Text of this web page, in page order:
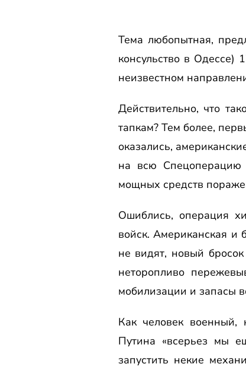
Тема любопытная,
консульство в Одессе)
неизвестном
Действительно, что
тапкам? Тем более,
оказались,
на всю Спецоперацию
мощных средств
Ошиблись, операция
войск. Американская и
не видят, новый
неторопливо
мобилизации и запасы
Как человек военный,
Путина «всерьез мы
запустить некие